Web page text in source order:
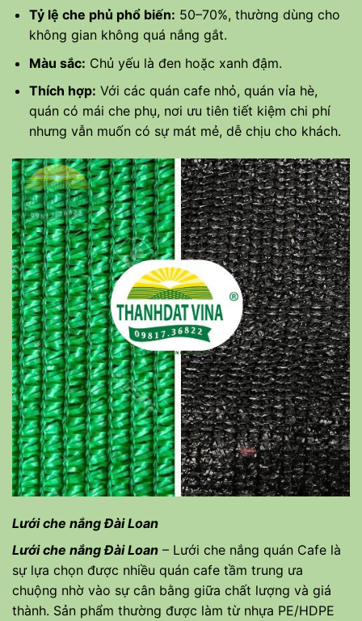
Tỷ lệ che phủ phổ biến: 50–70%, thường dùng cho
không gian không quá nắng gắt.
Màu sắc: Chủ yếu là đen hoặc xanh đậm.
Thích hợp: Với các quán cafe nhỏ, quán vỉa hè,
quán có mái che phụ, nơi ưu tiên tiết kiệm chi phí
nhưng vẫn muốn có sự mát mẻ, dễ chịu cho khách.
Lưới che nắng Đài Loan
Lưới che nắng Đài Loan – Lưới che nắng quán Cafe là
sự lựa chọn được nhiều quán cafe tầm trung ưa
chuộng nhờ vào sự cân bằng giữa chất lượng và giá
thành. Sản phẩm thường được làm từ nhựa PE/HDPE